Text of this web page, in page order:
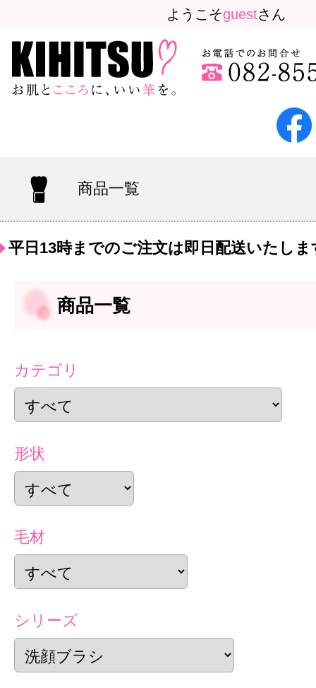
ようこそguestさん
商品一覧
平日13時までのご注文は即日配送いたしま
商品一覧
カテゴリ
形状
毛材
シリーズ